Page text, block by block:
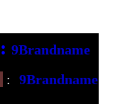
: 9Brandname
: 9Brandname